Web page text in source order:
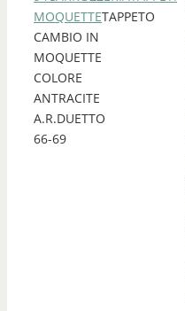
MOQUETTETAPPETO
CAMBIO IN
MOQUETTE
COLORE
ANTRACITE
A.R.DUETTO
66-69